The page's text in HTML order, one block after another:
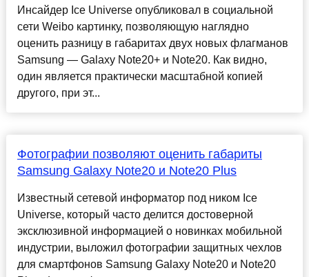
Инсайдер Ice Universe опубликовал в социальной
сети Weibo картинку, позволяющую наглядно
оценить разницу в габаритах двух новых флагманов
Samsung — Galaxy Note20+ и Note20. Как видно,
один является практически масштабной копией
другого, при эт...
Фотографии позволяют оценить габариты
Samsung Galaxy Note20 и Note20 Plus
Известный сетевой информатор под ником Ice
Universe, который часто делится достоверной
эксклюзивной информацией о новинках мобильной
индустрии, выложил фотографии защитных чехлов
для смартфонов Samsung Galaxy Note20 и Note20